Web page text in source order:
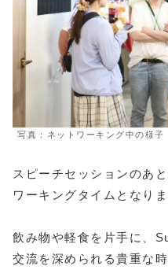
写真：ネットワーキング中の様子
スピーチセッションのあ
ワーキングタイムとなりま
飲み物や軽食を片手に、
交流を深められる貴重な